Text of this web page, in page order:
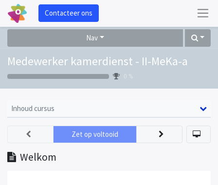
Contacteer ons
Nav
Medewerker kamerdienst - II-MeKa-a
0 %
Inhoud cursus
Welkom
Zet op voltooid